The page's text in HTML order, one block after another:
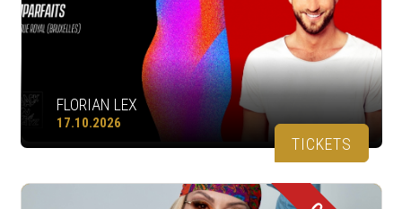
FLORIAN LEX
17.10.2026
TICKETS